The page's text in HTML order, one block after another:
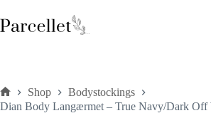
til
indhold
Forside
Shop
Bodystockings
Dian Body Langærmet – True Navy/Dark Off